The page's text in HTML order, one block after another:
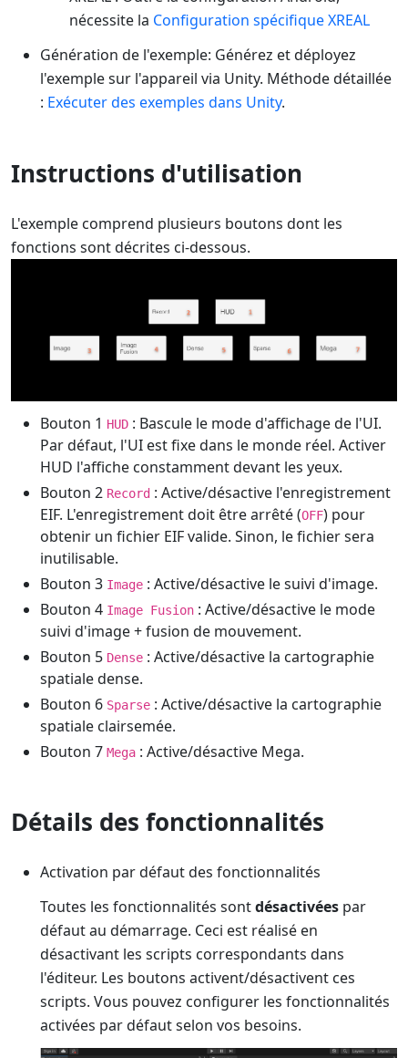
nécessite la Configuration spécifique XREAL
Génération de l'exemple: Générez et déployez
l'exemple sur l'appareil via Unity. Méthode détaillée
: Exécuter des exemples dans Unity.
Instructions d'utilisation
L'exemple comprend plusieurs boutons dont les
fonctions sont décrites ci-dessous.
Bouton 1 HUD : Bascule le mode d'affichage de l'UI.
Par défaut, l'UI est fixe dans le monde réel. Activer
HUD l'affiche constamment devant les yeux.
Bouton 2 Record : Active/désactive l'enregistrement
EIF. L'enregistrement doit être arrêté (OFF) pour
obtenir un fichier EIF valide. Sinon, le fichier sera
inutilisable.
Bouton 3 Image : Active/désactive le suivi d'image.
Bouton 4 Image Fusion : Active/désactive le mode
suivi d'image + fusion de mouvement.
Bouton 5 Dense : Active/désactive la cartographie
spatiale dense.
Bouton 6 Sparse : Active/désactive la cartographie
spatiale clairsemée.
Bouton 7 Mega : Active/désactive Mega.
Détails des fonctionnalités
Activation par défaut des fonctionnalités
Toutes les fonctionnalités sontdésactivées par
défaut au démarrage. Ceci est réalisé en
désactivant les scripts correspondants dans
l'éditeur. Les boutons activent/désactivent ces
scripts. Vous pouvez configurer les fonctionnalités
activées par défaut selon vos besoins.